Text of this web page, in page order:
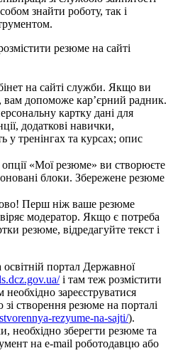
знайти роботу, так і
резюме на сайті
на сайті служби. Якщо ви
вам допоможе кар’єрний радник.
картку дані для
додаткові навички,
у тренінгах та курсах; опис
«Мої резюме» ви створюєте
блоки. Збережене резюме
Перш ніж ваше резюме
модератор. Якщо є потреба
резюме, відредагуйте текст і
портал Державної
і там теж розмістити
зареєструватися
зі створення резюме на порталі
rezyume-na-sajti/).
необхідно зберегти резюме та
на e-mail роботодавцю або